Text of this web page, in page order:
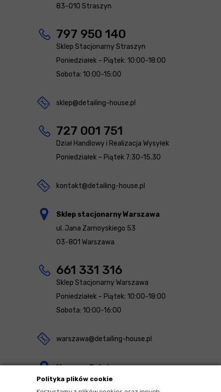
Polityka plików cookie
83-010 Straszyn
797 950 140
Sklep Stacjonarny Straszyn
Poniedziałek – Piątek: 10:00-18:00
Sobota: 10:00-15:00
sklep@detailing-house.pl
727 001 751
Dział Handlowy i Realizacja Wysyłek
Poniedziałek – Piątek 7:30-15.30
kontakt@detailing-house.pl
Sklep stacjonarny Warszawa
ul. Jana Zamoyskiego 53
03-801 Warszawa
661 331 316
Sklep Stacjonarny Warszawa
Poniedziałek – Piątek: 10:00-18:00
Sobota: 10:00-16:00
warszawa@detailing-house.pl
Magazyn Rekcin
Nomos Sp. z o.o. sp.k.